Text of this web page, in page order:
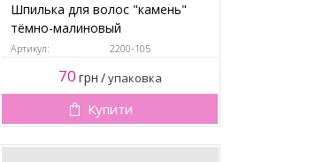
Шпилька для волос "камень"
тёмно-малиновый
Артикул: 2200-105
70 грн /упаковка
Купити